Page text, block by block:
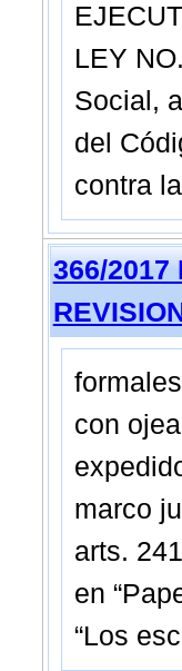
LEY
Social,
del
contra
366/2017
con
marco
arts.
en
“Los